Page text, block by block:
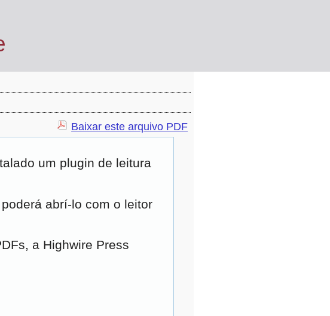
Baixar este arquivo PDF
um plugin de leitura
abrí-lo com o leitor
a Highwire Press